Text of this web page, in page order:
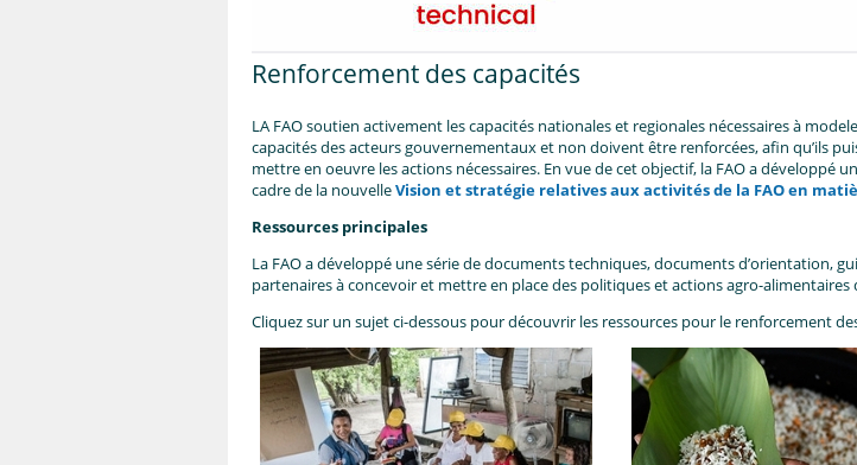
Renforcement des capacités
LA FAO soutien activement les capacités nationales et regionales nécessaires à
capacités des acteurs gouvernementaux et non doivent être renforcées, afin qu’ils
mettre en oeuvre les actions nécessaires. En vue de cet objectif, la FAO a développé
cadre de la nouvelleVision et stratégie relatives aux activités de la FAO en
Ressources principales
La FAO a développé une série de documents techniques, documents d’orientation,
partenaires à concevoir et mettre en place des politiques et actions agro-
Cliquez sur un sujet ci-dessous pour découvrir les ressources pour le renforcement